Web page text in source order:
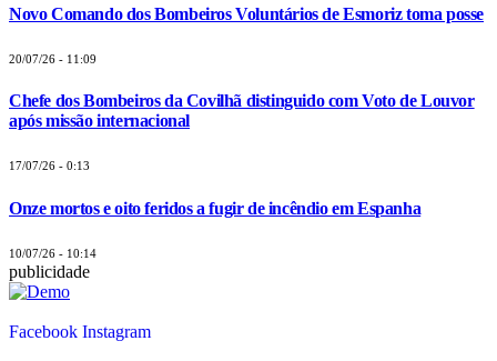
Novo Comando dos Bombeiros Voluntários de Esmoriz toma posse
20/07/26 - 11:09
Chefe dos Bombeiros da Covilhã distinguido com Voto de Louvor
após missão internacional
17/07/26 - 0:13
Onze mortos e oito feridos a fugir de incêndio em Espanha
10/07/26 - 10:14
publicidade
Facebook Instagram